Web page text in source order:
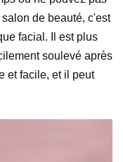
de beauté, c'est
facial. Il est plus
soulevé après
et facile, et il peut